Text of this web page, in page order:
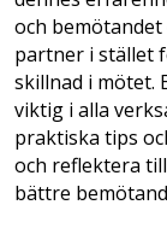
och
partner i stället
skillnad i mötet.
viktig i alla
praktiska tips
och reflektera
bättre